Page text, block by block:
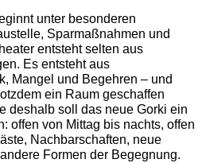
unter besonderen
Sparmaßnahmen und
entsteht selten aus
Es entsteht aus
Mangel und Begehren – und
ein Raum geschaffen
deshalb soll das neue Gorki ein
offen von Mittag bis nachts, offen
Nachbarschaften, neue
Formen der Begegnung.